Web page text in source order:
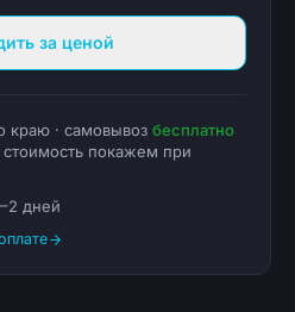
за ценой
краю · самовывоз бесплатно
покажем при
дней